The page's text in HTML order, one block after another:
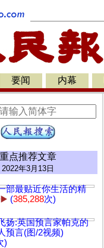
要闻 内幕
重点推荐文章
2022年3月13日
部最贴近你生活的精
(385,288次)
扬:英国预言家帕克的
预言(图/2视频)
)